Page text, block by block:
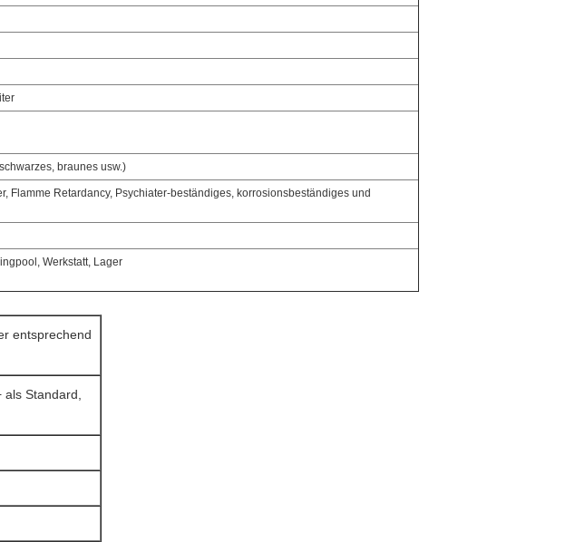
braunes usw.)
Flamme Retardancy, Psychiater-beständiges, korrosionsbeständiges und
Werkstatt, Lager
entsprechend
Standard,